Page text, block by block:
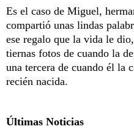
Es el caso de Miguel,
compartió unas lindas
ese regalo que la vida le
tiernas fotos de cuando la
una tercera de cuando él la
recién nacida.
Últimas Noticias